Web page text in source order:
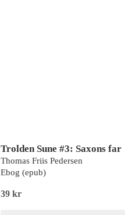
Trolden Sune #3: Saxons far
Thomas Friis Pedersen
Ebog (epub)
39 kr